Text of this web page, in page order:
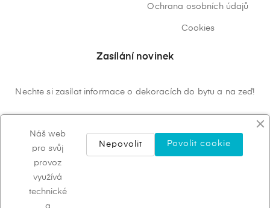
Ochrana osobních údajů
Cookies
Zasílání novinek
Nechte si zasílat informace o dekoracích do bytu a na zeď!
Náš web
pro svůj
provoz
využívá
technické
a
Povolit cookie
Nepovolit